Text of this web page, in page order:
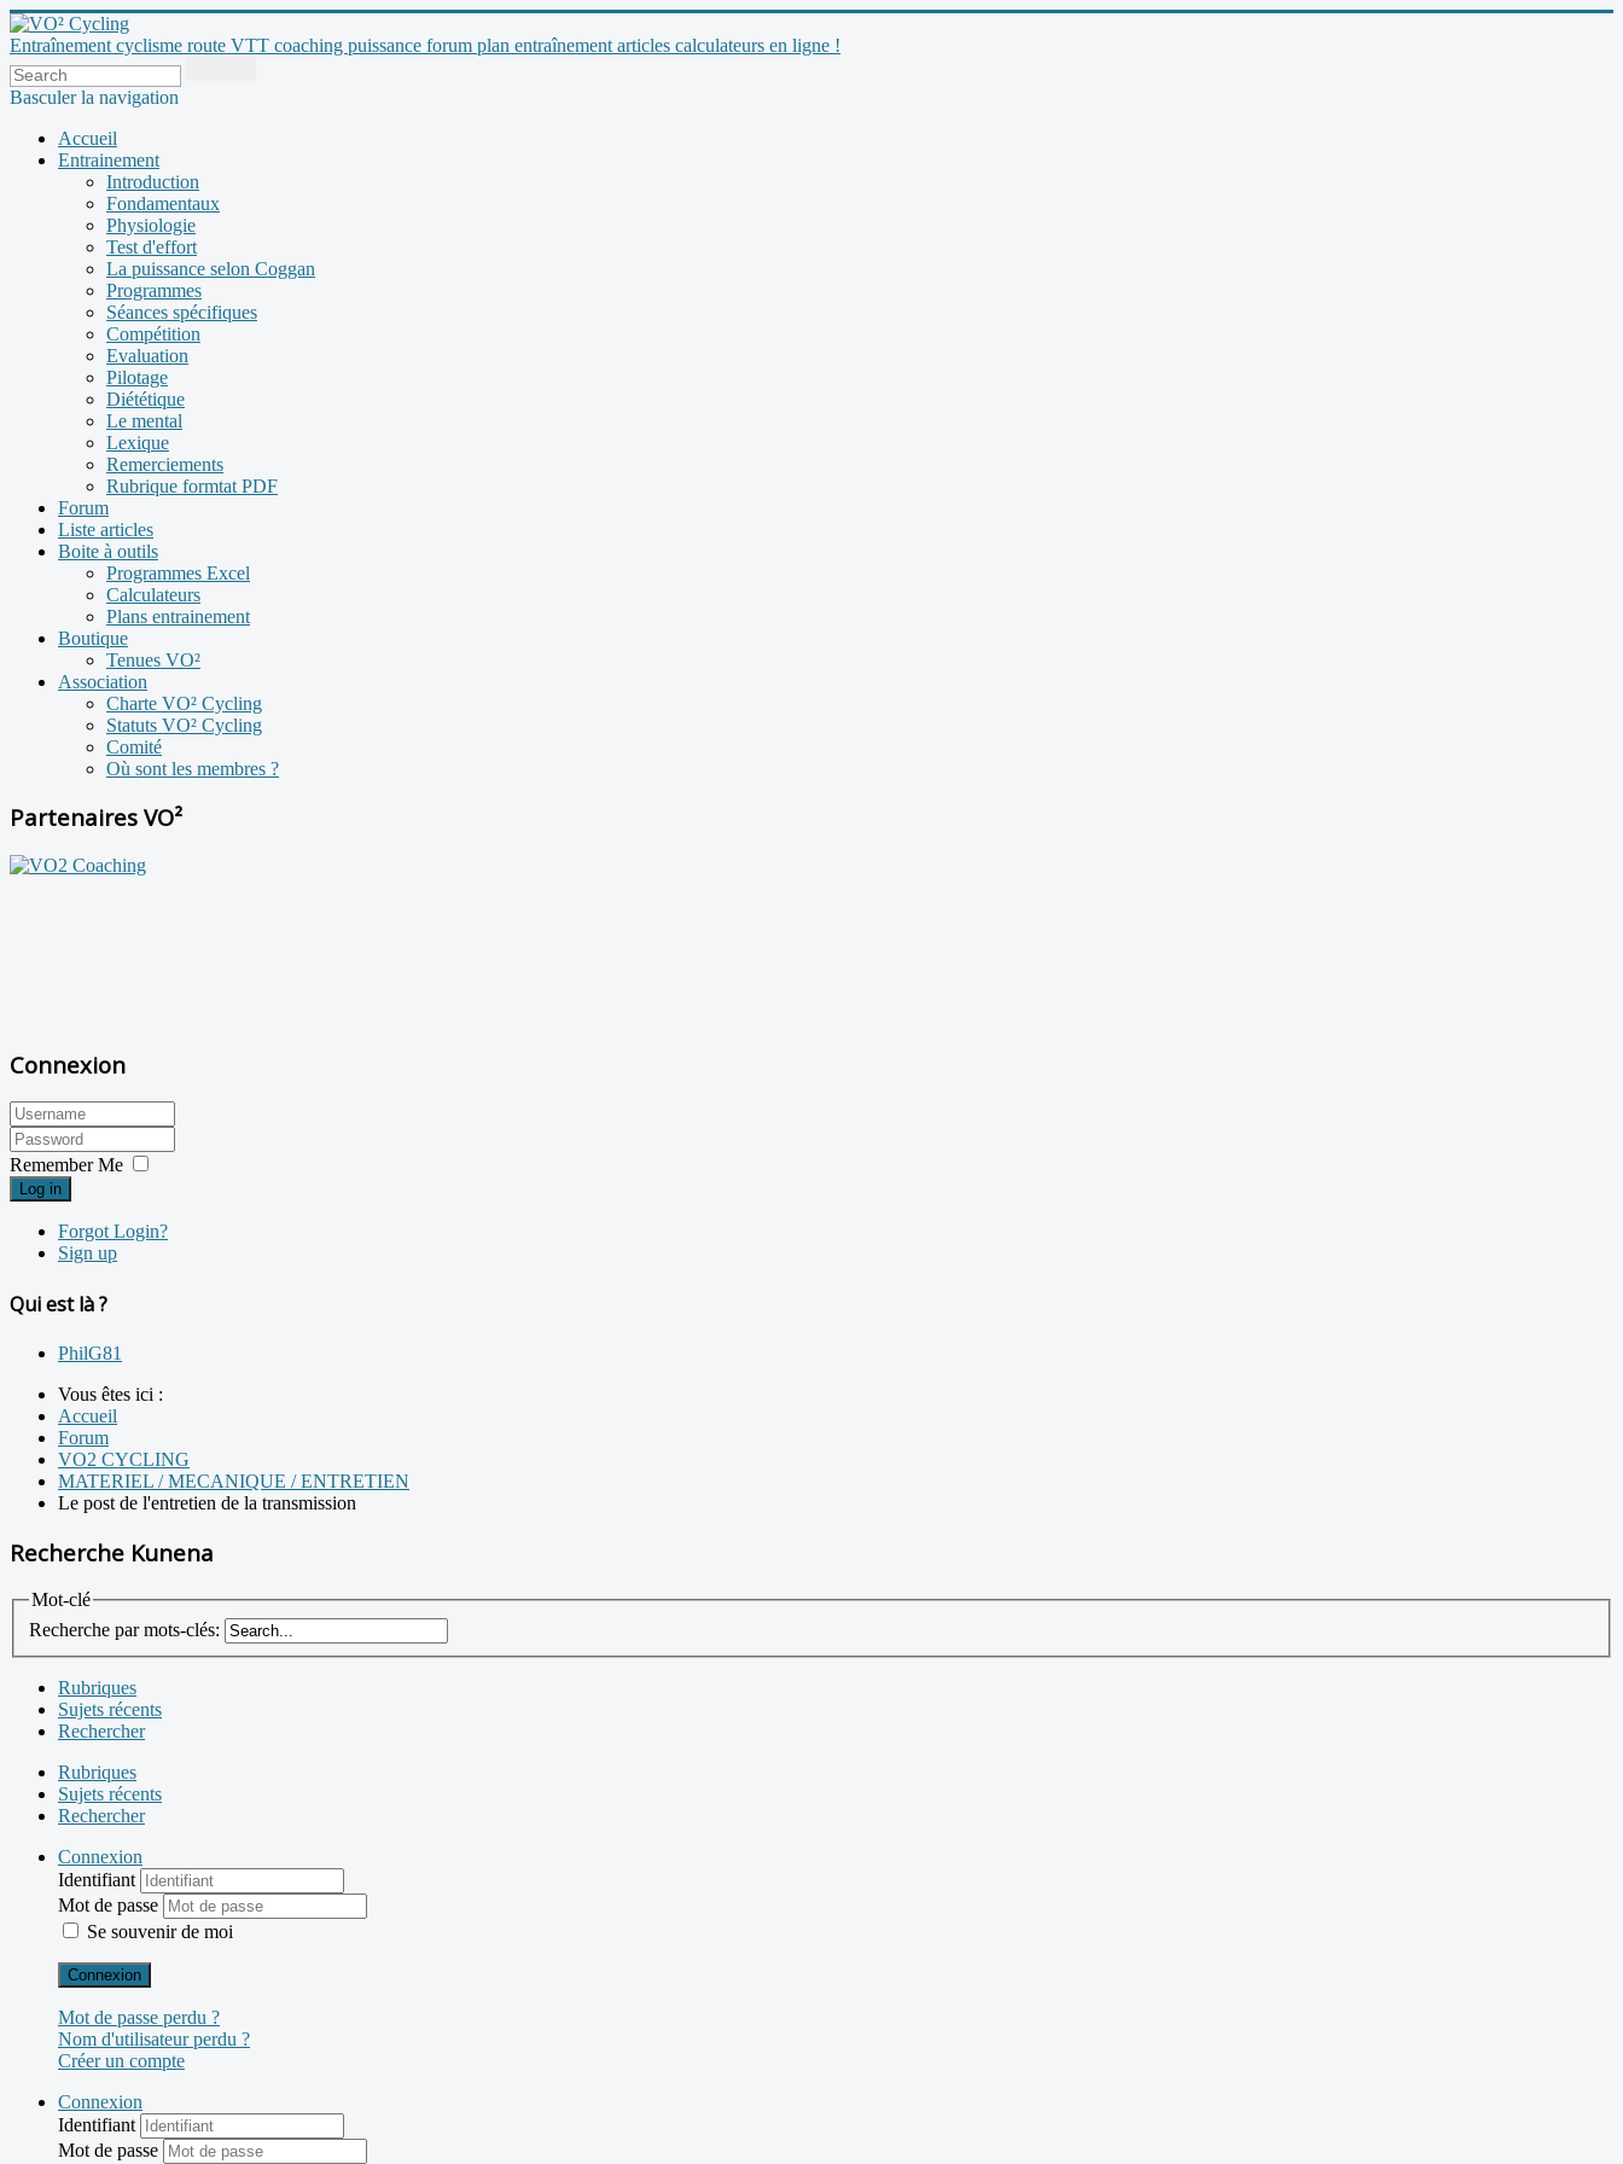
Entraînement cyclisme route VTT coaching puissance forum plan entraînement articles calculateurs en ligne !
Basculer la navigation
Accueil
Entrainement
Introduction
Fondamentaux
Physiologie
Test d'effort
La puissance selon Coggan
Programmes
Séances spécifiques
Compétition
Evaluation
Pilotage
Diététique
Le mental
Lexique
Remerciements
Rubrique formtat PDF
Forum
Liste articles
Boite à outils
Programmes Excel
Calculateurs
Plans entrainement
Boutique
Tenues VO²
Association
Charte VO² Cycling
Statuts VO² Cycling
Comité
Où sont les membres ?
Partenaires VO²
Connexion
Remember Me
Log in
Forgot Login?
Sign up
Qui est là ?
PhilG81
Vous êtes ici :
Accueil
Forum
VO2 CYCLING
MATERIEL / MECANIQUE / ENTRETIEN
Le post de l'entretien de la transmission
Recherche Kunena
Mot-clé
Recherche par mots-clés:
Rubriques
Sujets récents
Rechercher
Rubriques
Sujets récents
Rechercher
Connexion
Identifiant
Mot de passe
Se souvenir de moi
Connexion
Mot de passe perdu ?
Nom d'utilisateur perdu ?
Créer un compte
Connexion
Identifiant
Mot de passe